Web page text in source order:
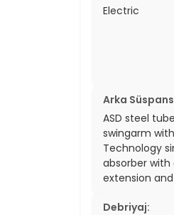
Electric
Arka
ASD steel
swingarm
Technology
absorber with
extension
Debriyaj: